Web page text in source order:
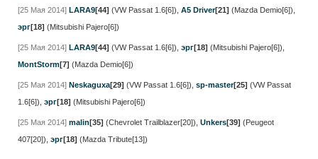
[25 Мая 2014] LARA9[44] (VW Passat 1.6[6]), A5 Driver[21] (Mazda Demio[6]),
эрг[18] (Mitsubishi Pajero[6])
[25 Мая 2014] LARA9[44] (VW Passat 1.6[6]), эрг[18] (Mitsubishi Pajero[6]),
MontStorm[7] (Mazda Demio[6])
[25 Мая 2014] Neskaguxa[29] (VW Passat 1.6[6]), sp-master[25] (VW Passat
1.6[6]), эрг[18] (Mitsubishi Pajero[6])
[25 Мая 2014] malin [35] (Chevrolet Trailblazer[20]), Unkers[39] (Peugeot
407[20]), эрг[18] (Mazda Tribute[13])